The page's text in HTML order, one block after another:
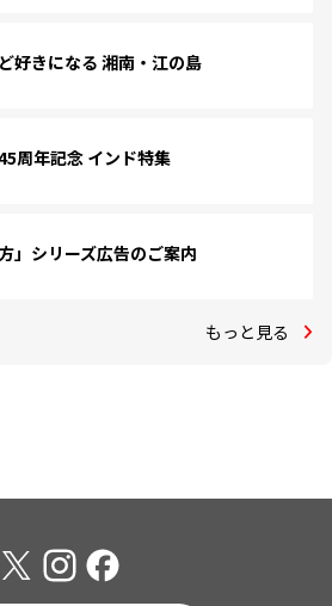
好きになる 湘南・江の島
周年記念 インド特集
」シリーズ広告のご案内
もっと見る